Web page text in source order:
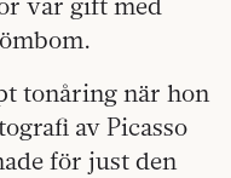
tonåring när hon
av Picasso
för just den